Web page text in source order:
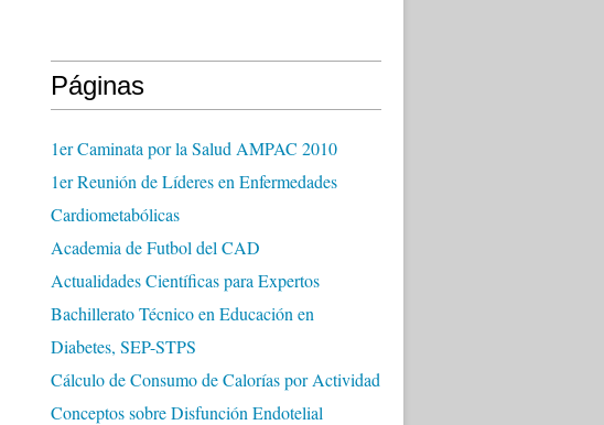
Páginas
1er Caminata por la Salud AMPAC 2010
1er Reunión de Líderes en Enfermedades
Cardiometabólicas
Academia de Futbol del CAD
Actualidades Científicas para Expertos
Bachillerato Técnico en Educación en
Diabetes, SEP-STPS
Cálculo de Consumo de Calorías por Actividad
Conceptos sobre Disfunción Endotelial